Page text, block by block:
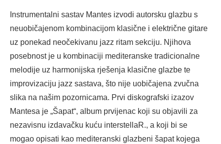
Instrumentalni sastav Mantes izvodi autorsku glazbu s
neuobičajenom kombinacijom klasične i električne gitare
uz ponekad neočekivanu jazz ritam sekciju. Njihova
posebnost je u kombinaciji mediteranske tradicionalne
melodije uz harmonijska rješenja klasične glazbe te
improvizaciju jazz sastava, što nije uobičajena zvučna
slika na našim pozornicama. Prvi diskografski izazov
Mantesa je „Šapat“, album prvijenac koji su objavili za
nezavisnu izdavačku kuću interstellaR., a koji bi se
mogao opisati kao mediteranski glazbeni šapat kojega